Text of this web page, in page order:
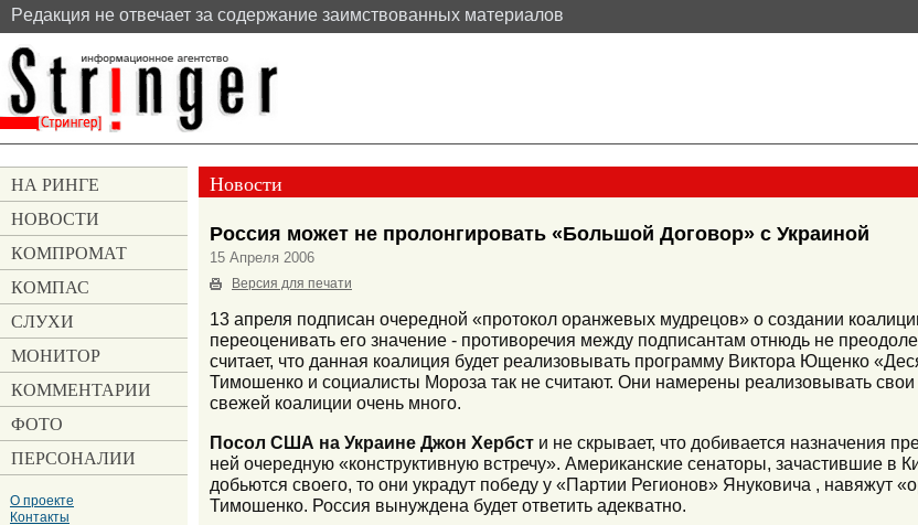
Pедакция не отвечает за содержание заимствованных материалов
Новости
Россия может не пролонгировать «Большой Договор» с Украиной
15 Апреля 2006
Версия для печати
13 апреля подписан очередной «протокол оранжевых мудрецов» о создании
переоценивать его значение - противоречия между подписантам отнюдь не
считает, что данная коалиция будет реализовывать программу Виктора Ющенко
Тимошенко и социалисты Мороза так не считают. Они намерены реализовывать
свежей коалиции очень много.
Посол США на Украине Джон Хербст и не скрывает, что добивается назначения
ней очередную «конструктивную встречу». Американские сенаторы, зачастившие в
добьются своего, то они украдут победу у «Партии Регионов» Януковича , навяжут
Тимошенко. Россия вынуждена будет ответить адекватно.
НА РИНГЕ
НОВОСТИ
КОМПРОМАТ
КОМПАС
СЛУХИ
МОНИТОР
КОММЕНТАРИИ
ФОТО
ПЕРСОНАЛИИ
О проекте
Контакты